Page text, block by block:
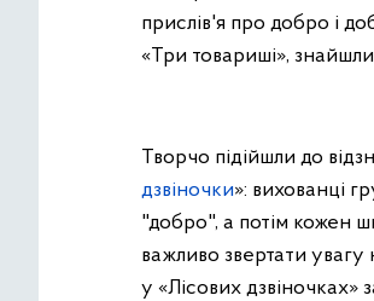
прислів'я про добро і
«Три товариші»,
Творчо підійшли до
дзвіночки»: вихованці
"добро", а потім кожен
важливо звертати увагу
у «Лісових дзвіночках»